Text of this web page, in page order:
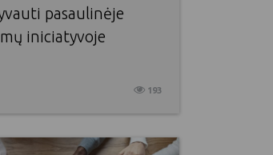
pasaulinėje
iniciatyvoje
193